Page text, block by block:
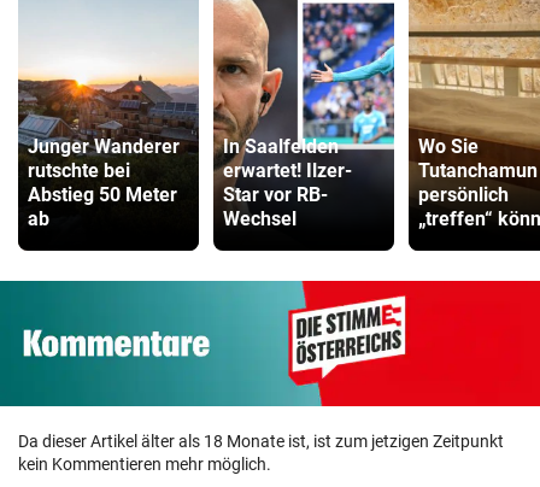
Junger Wanderer
rutschte bei
Abstieg 50 Meter
ab
In Saalfelden
erwartet! Ilzer-
Star vor RB-
Wechsel
Wo Sie
Tutanchamun
persönlich
„treffen“
Da dieser Artikel älter als 18 Monate ist, ist zum jetzigen Zeitpunkt
kein Kommentieren mehr möglich.